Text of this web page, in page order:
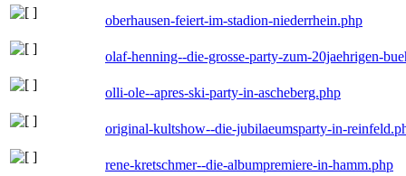
oberhausen-feiert-im-stadion-niederrhein.php
olaf-henning--die-grosse-party-zum-20jaehrigen-
olli-ole--apres-ski-party-in-ascheberg.php
original-kultshow--die-jubilaeumsparty-in-
rene-kretschmer--die-albumpremiere-in-hamm.php